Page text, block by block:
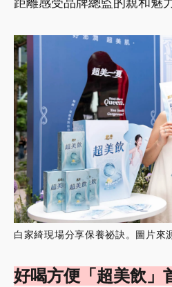
白家綺現場分享保養祕訣。圖片來
好喝方便「超美飲」